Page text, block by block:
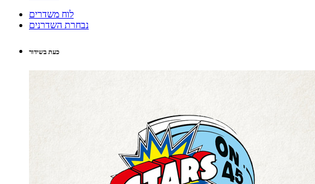
לוח משדרים
נבחרת השדרנים
כעת בשידור